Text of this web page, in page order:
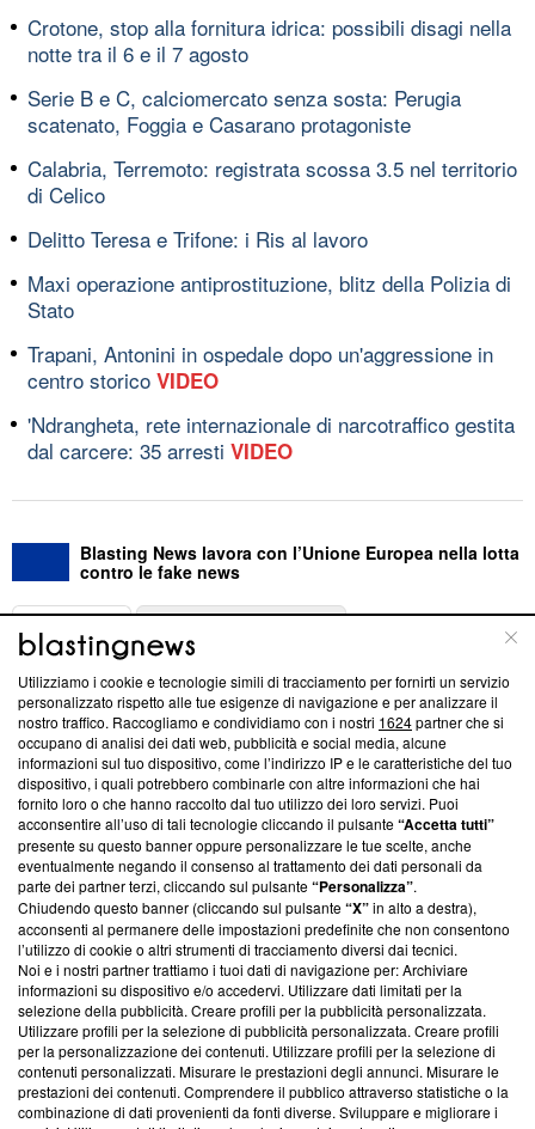
Crotone, stop alla fornitura idrica: possibili disagi nella
notte tra il 6 e il 7 agosto
Serie B e C, calciomercato senza sosta: Perugia
scatenato, Foggia e Casarano protagoniste
Calabria, Terremoto: registrata scossa 3.5 nel territorio
di Celico
Delitto Teresa e Trifone: i Ris al lavoro
Maxi operazione antiprostituzione, blitz della Polizia di
Stato
Trapani, Antonini in ospedale dopo un'aggressione in
centro storico VIDEO
'Ndrangheta, rete internazionale di narcotraffico gestita
dal carcere: 35 arresti VIDEO
Blasting News lavora con l’Unione Europea nella lotta
contro le fake news
ABOUT
Questa sezione offre informazioni trasparenti su Blasting
News, sui nostri processi editoriali e su come ci impegniamo a
creare news di qualità. Inoltre, afferma la nostra aderenza a
‘Trust Project - News with Integrity’Blasting News non è
ancora membro del programma, ma ha richiesto di farne
parte; Trust Project non ha ancora effettuato una verifica di
conformità agli standard.
Su di noi
Team editoriale
Corporate
Redazione
Informativa Privacy
Cookie Policy
Utilizziamo i cookie e tecnologie simili di tracciamento per fornirti un servizio
personalizzato rispetto alle tue esigenze di navigazione e per analizzare il
nostro traffico. Raccogliamo e condividiamo con i nostri 1624partner che si
occupano di analisi dei dati web, pubblicità e social media, alcune
informazioni sul tuo dispositivo, come l’indirizzo IP e le caratteristiche del tuo
dispositivo, i quali potrebbero combinarle con altre informazioni che hai
fornito loro o che hanno raccolto dal tuo utilizzo dei loro servizi. Puoi
acconsentire all’uso di tali tecnologie cliccando il pulsante“Accetta tutti”
presente su questo banner oppure personalizzare le tue scelte, anche
eventualmente negando il consenso al trattamento dei dati personali da
parte dei partner terzi, cliccando sul pulsante“Personalizza”.
Chiudendo questo banner (cliccando sul pulsante“X”in alto a destra),
acconsenti al permanere delle impostazioni predefinite che non consentono
l’utilizzo di cookie o altri strumenti di tracciamento diversi dai tecnici.
Noi e i nostri partner trattiamo i tuoi dati di navigazione per: Archiviare
informazioni su dispositivo e/o accedervi. Utilizzare dati limitati per la
selezione della pubblicità. Creare profili per la pubblicità personalizzata.
Utilizzare profili per la selezione di pubblicità personalizzata. Creare profili
per la personalizzazione dei contenuti. Utilizzare profili per la selezione di
contenuti personalizzati. Misurare le prestazioni degli annunci. Misurare le
prestazioni dei contenuti. Comprendere il pubblico attraverso statistiche o la
combinazione di dati provenienti da fonti diverse. Sviluppare e migliorare i